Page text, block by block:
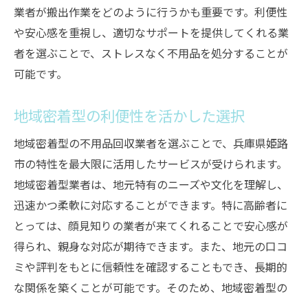
不用品回収とリサイクルで地域と環境に貢献す
る方法
地域社会に役立つリサイクル活動とは
環境教育を通じた意識の向上
地域のリサイクルセンターの利用方法
未来の世代のための持続可能な取り組み
業者が搬出作業をどのように行うかも重要です。利便性
や安心感を重視し、適切なサポートを提供してくれる業
者を選ぶことで、ストレスなく不用品を処分することが
可能です。
地域密着型の利便性を活かした選択
地域密着型の不用品回収業者を選ぶことで、兵庫県姫路
市の特性を最大限に活用したサービスが受けられます。
地域密着型業者は、地元特有のニーズや文化を理解し、
迅速かつ柔軟に対応することができます。特に高齢者に
とっては、顔見知りの業者が来てくれることで安心感が
得られ、親身な対応が期待できます。また、地元の口コ
ミや評判をもとに信頼性を確認することもでき、長期的
な関係を築くことが可能です。そのため、地域密着型の